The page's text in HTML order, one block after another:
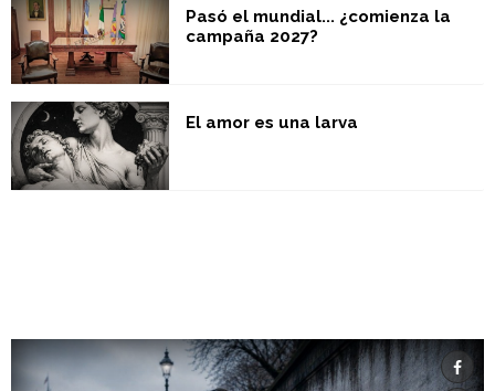
Pasó el mundial... ¿comienza la
campaña 2027?
El amor es una larva